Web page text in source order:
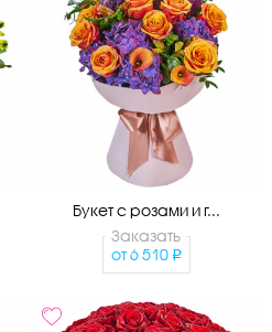
Букет с розами и г...
Заказать
от 6 510